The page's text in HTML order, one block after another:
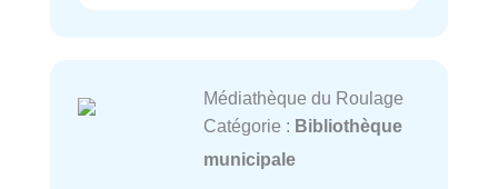
Médiathèque du Roulage
Catégorie : Bibliothèque
municipale